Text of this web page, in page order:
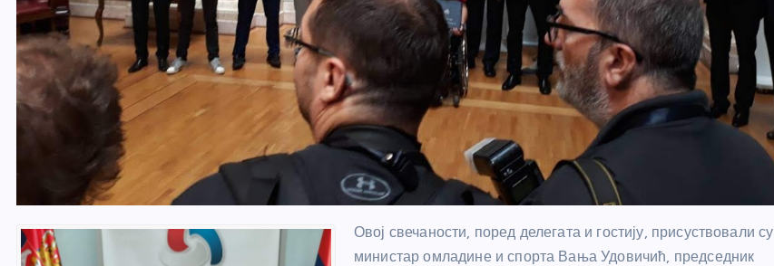
Овој свечаности, поред делегата и гостију, присуствовали су
министар омладине и спорта Вања Удовичић, председник